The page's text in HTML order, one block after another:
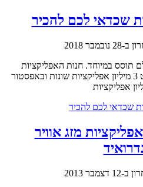
שכדאי לכם להכיר
2018
תוסס במיוחד. חנות האפליקציות
של אנדרואיד מציעה כיום כמעט 3 מיליון אפליקציות שונות ובאפסטור
שכדאי לכם להכיר
מזג אוויר
2013